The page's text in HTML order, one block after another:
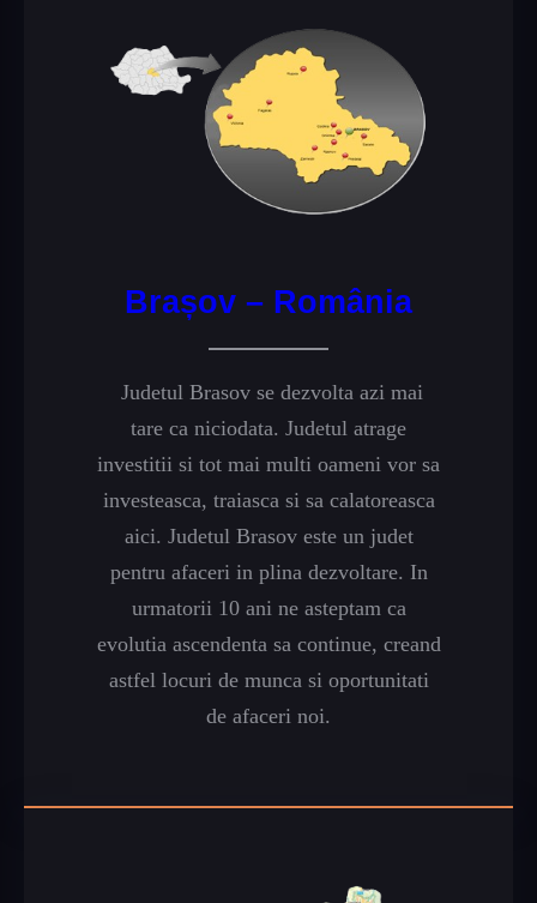
Brașov – România
Judetul Brasov se dezvolta azi mai
tare ca niciodata. Judetul atrage
investitii si tot mai multi oameni vor sa
investeasca, traiasca si sa calatoreasca
aici. Judetul Brasov este un judet
pentru afaceri in plina dezvoltare. In
urmatorii 10 ani ne asteptam ca
evolutia ascendenta sa continue, creand
astfel locuri de munca si oportunitati
de afaceri noi.